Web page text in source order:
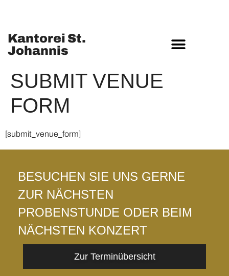
Kantorei St.
Johannis
SUBMIT VENUE
FORM
[submit_venue_form]
BESUCHEN SIE UNS GERNE
ZUR NÄCHSTEN
PROBENSTUNDE ODER BEIM
NÄCHSTEN KONZERT
Zur Terminübersicht